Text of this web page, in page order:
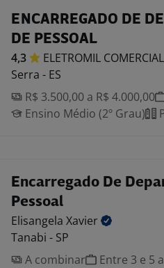
ENCARREGADO DE
DE PESSOAL
4,3 ELETROMIL COMERCIAL
Serra - ES
R$ 3.500,00 a R$ 4.000,00
Ensino Médio (2º Grau)
Encarregado De
Pessoal
Elisangela Xavier
Tanabi - SP
A combinar
Entre 3 e 5